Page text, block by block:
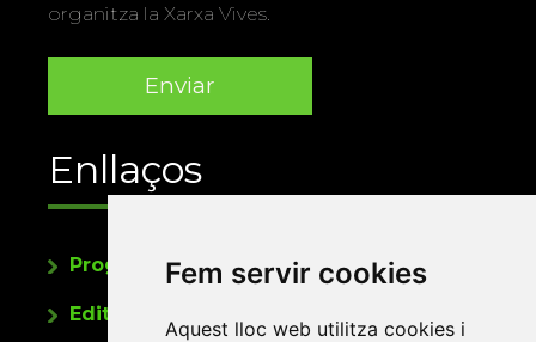
Fem servir cookies
Aquest lloc web utilitza cookies i
organitza la Xarxa Vives.
Enllaços
Programa de publicacions
Editorials universitàries a Twitter